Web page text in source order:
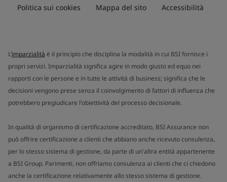
Politica sui cookies Mappa del sito Accessibilità
L’imparzialità è il principio che disciplina la modalità in cui BSI fornisce i
propri servizi. Imparzialità significa agire in modo giusto ed equo nei
rapporti con le persone e in tutte le attività di business; significa che le
decisioni vengono prese senza il coinvolgimento di fattori di influenza che
potrebbero pregiudicare l'obiettività del processo decisionale.
In qualità di organismo di certificazione accreditato, BSI Assurance non
può offrire certificazione a clienti che abbiano anche ricevuto consulenza,
per lo stesso sistema di gestione, da parte di un'altra entità appartenente
a BSI Group. Parimenti, non offriamo consulenza ai clienti che ci chiedono
anche la certificazione relativamente allo stesso sistema di gestione.